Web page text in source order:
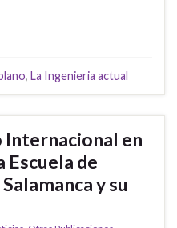
, La Ingenieria actual
Internacional en
Escuela de
y su